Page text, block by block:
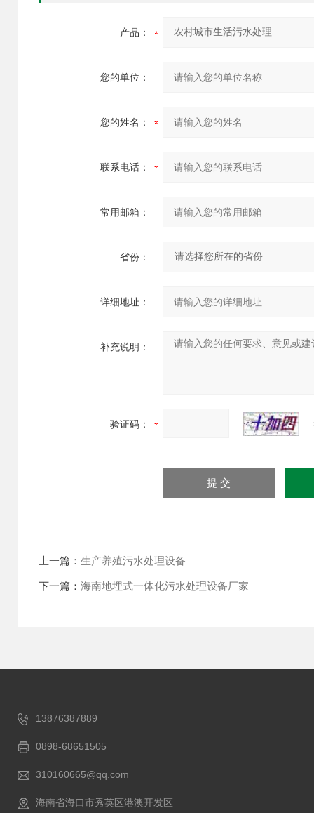
产品：
您的单位：
您的姓名：
联系电话：
常用邮箱：
省份：
详细地址：
补充说明：
验证码：
上一篇： 生产养殖污水处理设备
下一篇： 海南地埋式一体化污水处理设备厂家
13876387889
0898-68651505
310160665@qq.com
海南省海口市秀英区港澳开发区